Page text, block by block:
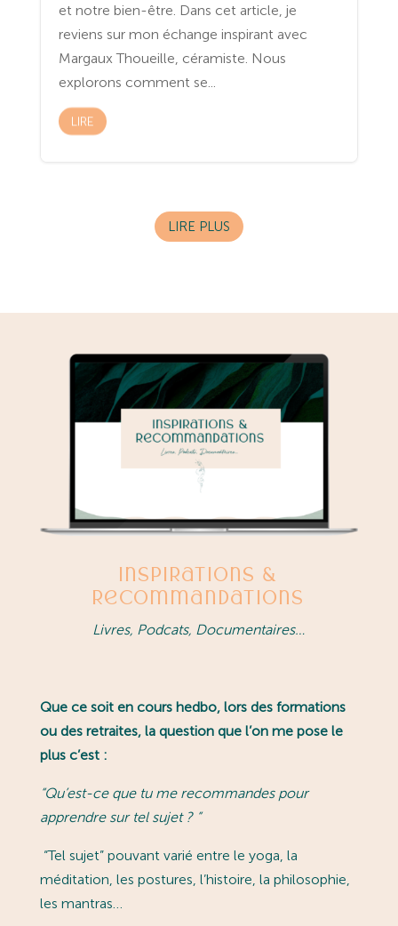
et notre bien-être. Dans cet article, je
reviens sur mon échange inspirant avec
Margaux Thoueille, céramiste. Nous
explorons comment se...
LIRE
LIRE PLUS
Inspirations &
Recommandations
Livres, Podcats, Documentaires…
Que ce soit en cours hedbo, lors des formations
ou des retraites, la question que l’on me pose le
plus c’est :
“Qu’est-ce que tu me recommandes pour
apprendre sur tel sujet ? ”
“Tel sujet” pouvant varié entre le yoga, la
méditation, les postures, l’histoire, la philosophie,
les mantras…